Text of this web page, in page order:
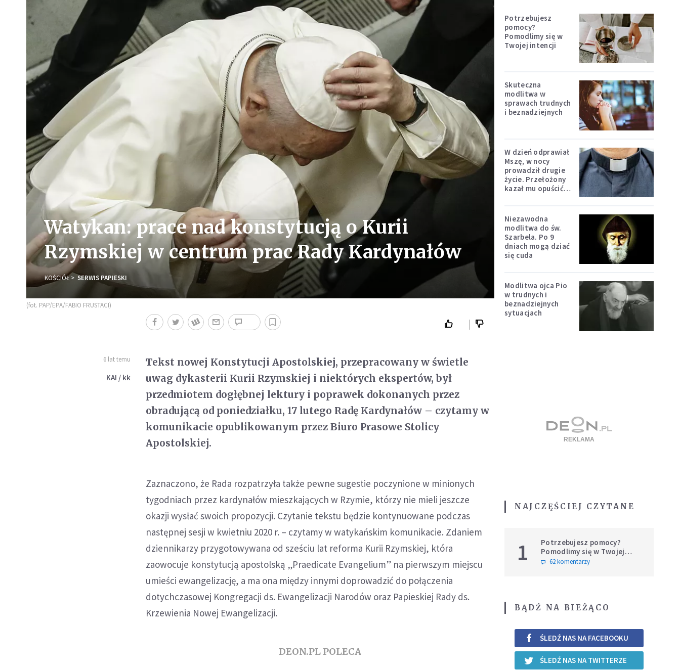
Watykan: prace nad konstytucją o Kurii
Rzymskiej w centrum prac Rady Kardynałów
KOŚCIÓŁ SERWIS PAPIESKI
(fot. PAP/EPA/FABIO FRUSTACI)
6 lat temu
KAI / kk
Tekst nowej Konstytucji Apostolskiej, przepracowany w świetle
uwag dykasterii Kurii Rzymskiej i niektórych ekspertów, był
przedmiotem dogłębnej lektury i poprawek dokonanych przez
obradującą od poniedziałku, 17 lutego Radę Kardynałów – czytamy w
komunikacie opublikowanym przez Biuro Prasowe Stolicy
Apostolskiej.
Zaznaczono, że Rada rozpatrzyła także pewne sugestie poczynione w minionych
tygodniach przez kardynałów mieszkających w Rzymie, którzy nie mieli jeszcze
okazji wysłać swoich propozycji. Czytanie tekstu będzie kontynuowane podczas
następnej sesji w kwietniu 2020 r. – czytamy w watykańskim komunikacie. Zdaniem
dziennikarzy przygotowywana od sześciu lat reforma Kurii Rzymskiej, która
zaowocuje konstytucją apostolską „Praedicate Evangelium” na pierwszym miejscu
umieści ewangelizację, a ma ona między innymi doprowadzić do połączenia
dotychczasowej Kongregacji ds. Ewangelizacji Narodów oraz Papieskiej Rady ds.
Krzewienia Nowej Ewangelizacji.
DEON.PL POLECA
Potrzebujesz
pomocy?
Pomodlimy się w
Twojej intencji
Skuteczna
modlitwa w
sprawach trudnych
i beznadziejnych
W dzień odprawiał
Mszę, w nocy
prowadził drugie
życie. Przełożony
kazał mu opuścić
Niezawodna
modlitwa do św.
Szarbela. Po 9
dniach mogą dziać
się cuda
Modlitwa ojca Pio
w trudnych i
beznadziejnych
sytuacjach
NAJCZĘŚCIEJ CZYTANE
1
Potrzebujesz pomocy?
Pomodlimy się w Twojej
intencji
62 komentarzy
BĄDŹ NA BIEŻĄCO
ŚLEDŹ NAS NA FACEBOOKU
ŚLEDŹ NAS NA TWITTERZE